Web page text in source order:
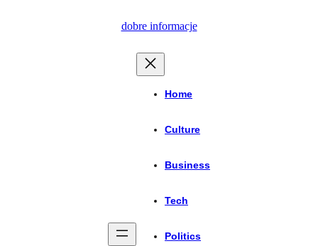
dobre informacje
Home
Culture
Business
Tech
Politics